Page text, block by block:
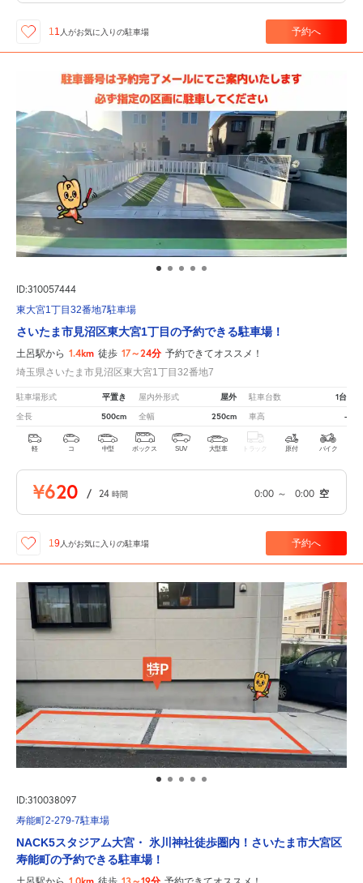
11 人がお気に入りの駐車場 予約へ
ID:310057444
東大宮1丁目32番地7駐車場
さいたま市見沼区東大宮1丁目の予約できる駐車場！
土呂駅から 1.4km 徒歩 17～24分 予約できてオススメ！
埼玉県さいたま市見沼区東大宮1丁目32番地7
駐車場形式 平置き 屋内外形式 屋外 駐車台数 1台
全長 500cm 全幅 250cm 車高 -
軽 コ 中型 ボックス SUV 大型車 トラック 原付 バイク
¥620 / 24 時間 0:00 ～ 0:00 空
19人がお気に入りの駐車場 予約へ
ID:310038097
寿能町2-279-7駐車場
NACK5スタジアム大宮・ 氷川神社徒歩圏内！さいたま市大宮区
寿能町の予約できる駐車場！